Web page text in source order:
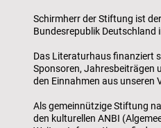
Schirmherr der Stiftung ist
Bundesrepublik Deutschland
Das Literaturhaus finanziert
Sponsoren, Jahresbeiträgen
den Einnahmen aus unseren
Als gemeinnützige Stiftung
den kulturellen ANBI